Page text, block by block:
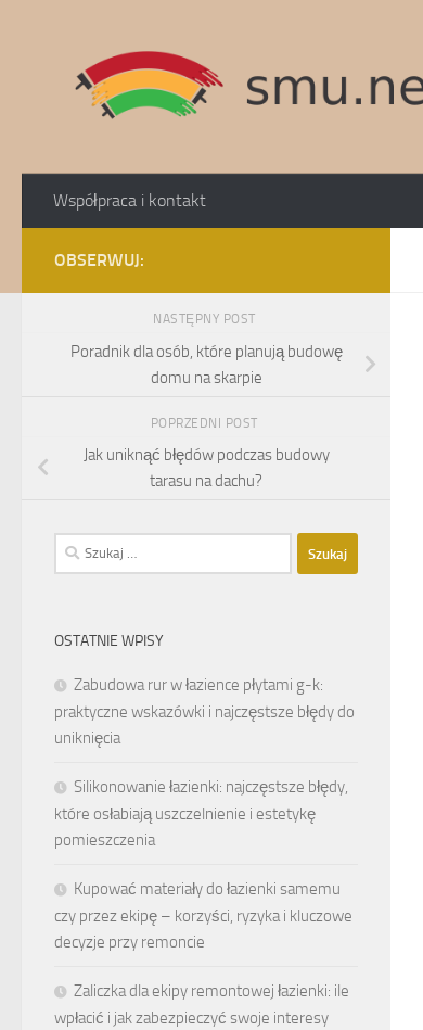
Współpraca i kontakt
OBSERWUJ:
NASTĘPNY POST
Poradnik dla osób, które planują budowę
domu na skarpie
POPRZEDNI POST
Jak uniknąć błędów podczas budowy
tarasu na dachu?
Szukaj:
OSTATNIE WPISY
Zabudowa rur w łazience płytami g-k:
praktyczne wskazówki i najczęstsze błędy do
uniknięcia
Silikonowanie łazienki: najczęstsze błędy,
które osłabiają uszczelnienie i estetykę
pomieszczenia
Kupować materiały do łazienki samemu
czy przez ekipę – korzyści, ryzyka i kluczowe
decyzje przy remoncie
Zaliczka dla ekipy remontowej łazienki: ile
wpłacić i jak zabezpieczyć swoje interesy